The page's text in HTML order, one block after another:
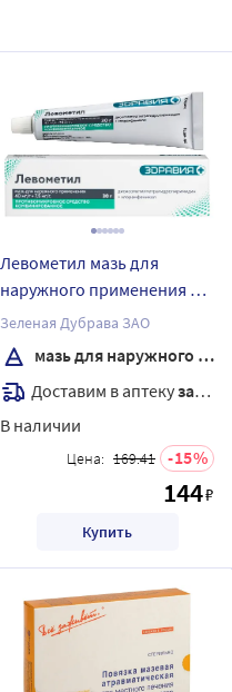
Левометил мазь для
наружного применения 30
гр
Зеленая Дубрава ЗАО
мазь для наружного применения
Доставим в аптекузавтра
В наличии
Цена: 169.41 15
144₽
Купить